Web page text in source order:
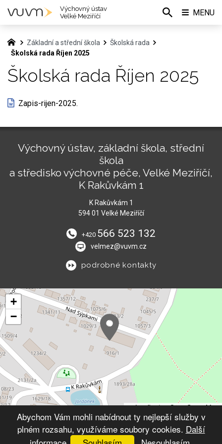
Základní a střední škola
Školská rada
Školská rada Říjen 2025
Školská rada Říjen 2025
Zapis-rijen-2025.
Výchovný ústav, základní škola, střední
škola
a středisko výchovné péče, Velké Meziříčí,
K Rakůvkám 1
K Rakůvkám 1
594 01 Velké Meziříčí
+420 566 523 132
velmez@vuvm.cz
podrobné kontakty
+
−
Leaflet | © OpenStreetMap
© 2026 Výchovný ústav Velké Meziříčí
VYTVOŘIL XART.CZ
Výchovný ústav
Velké Meziříčí
MENU
Abychom Vám mohli nabídnout ty nejlepší služby v
plném rozsahu, využíváme soubory cookies. Další